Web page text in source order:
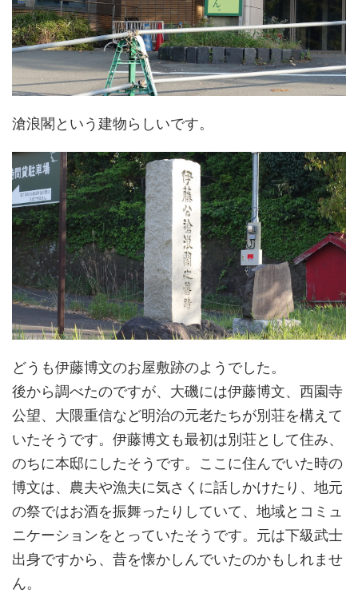
滄浪閣という建物らしいです。
どうも伊藤博文のお屋敷跡のようでした。
後から調べたのですが、大磯には伊藤博文、西園寺
公望、大隈重信など明治の元老たちが別荘を構えて
いたそうです。伊藤博文も最初は別荘として住み、
のちに本邸にしたそうです。ここに住んでいた時の
博文は、農夫や漁夫に気さくに話しかけたり、地元
の祭ではお酒を振舞ったりしていて、地域とコミュ
ニケーションをとっていたそうです。元は下級武士
出身ですから、昔を懐かしんでいたのかもしれませ
ん。